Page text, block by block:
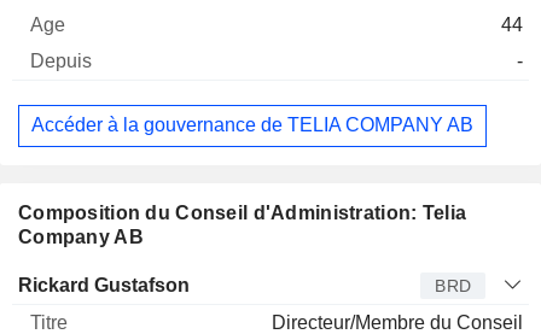
44
-
Accéder à la gouvernance de TELIA COMPANY AB
Composition du Conseil d'Administration: Telia
Company AB
Administrateur Titre
Rickard Gustafson BRD
Directeur/Membre du Conseil